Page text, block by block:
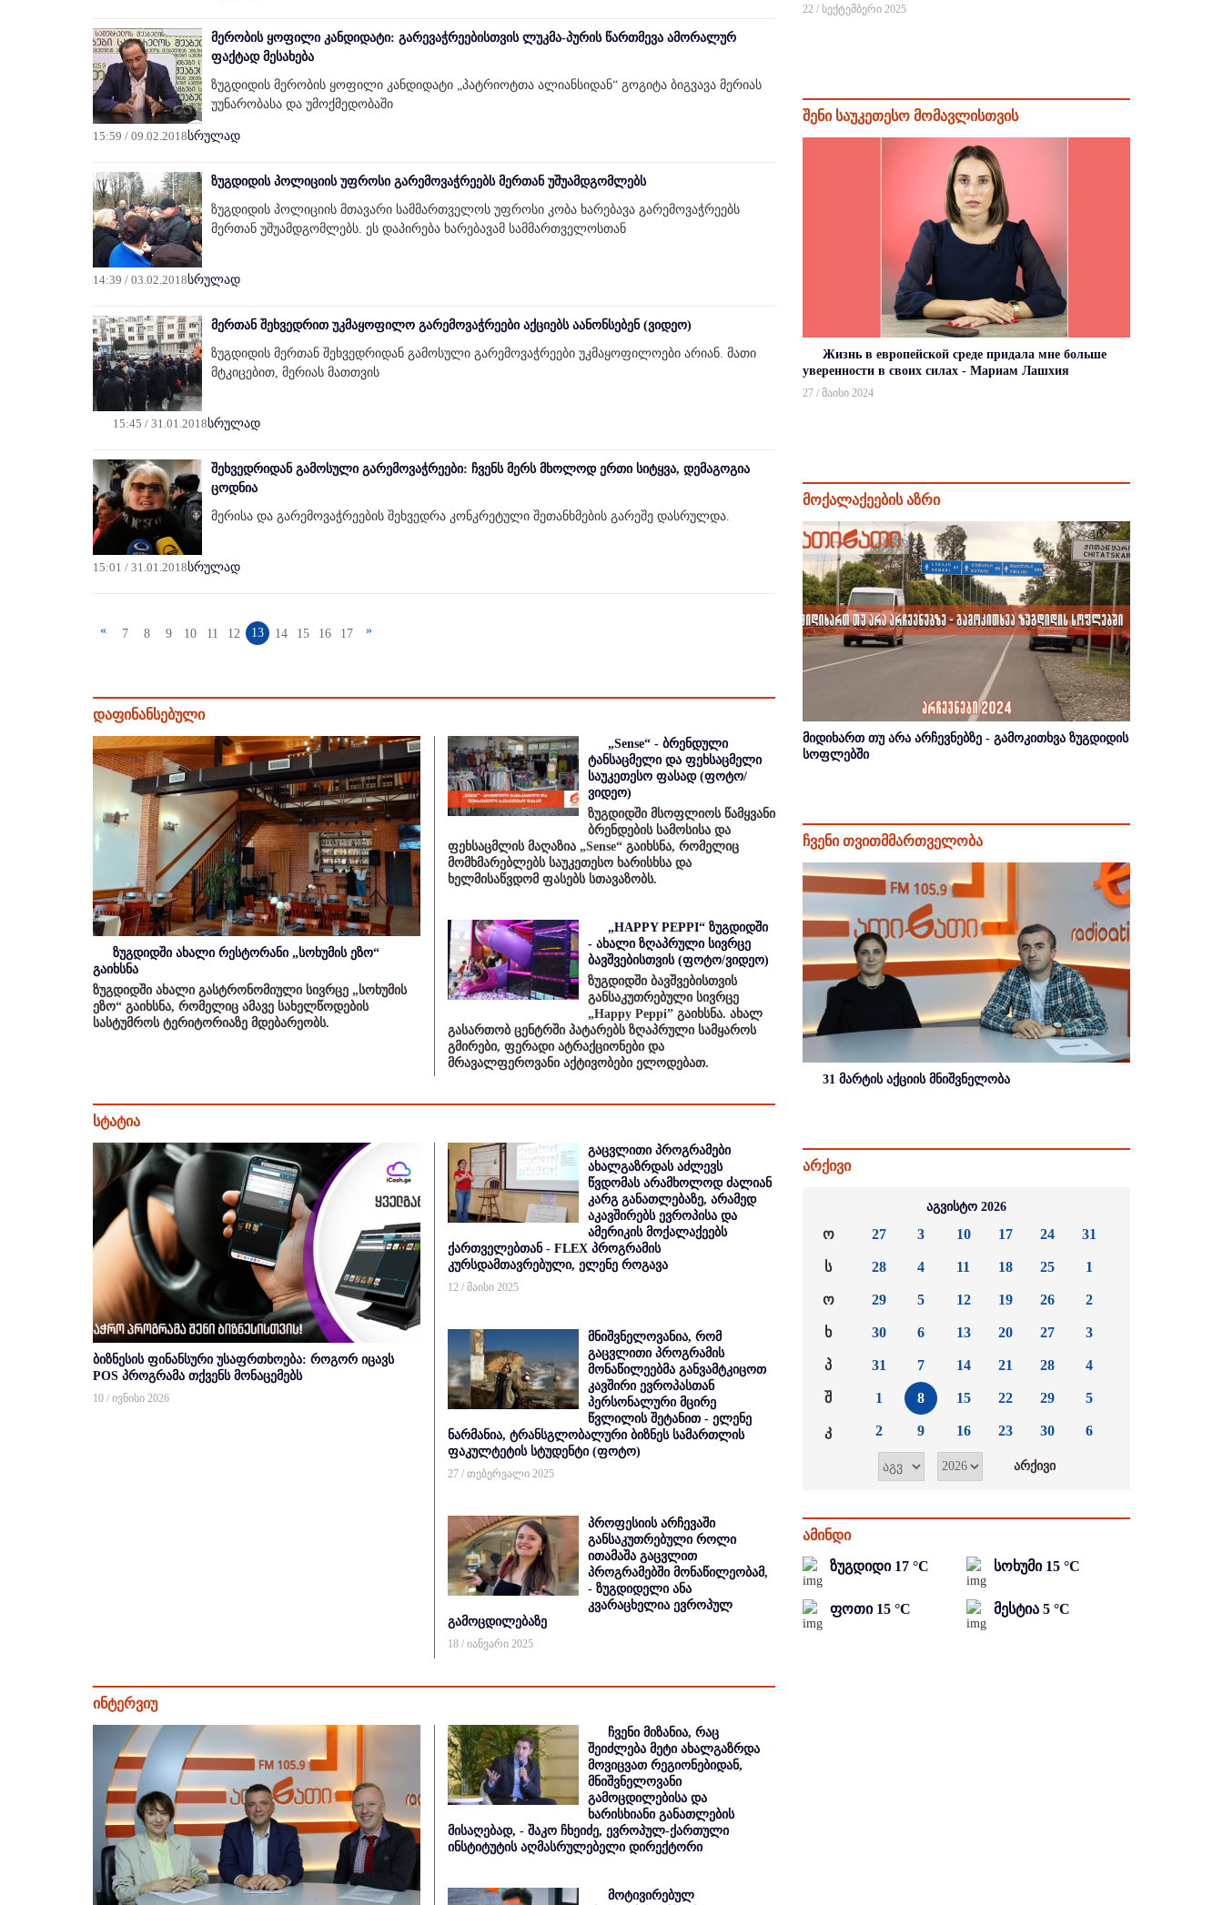
მერობის ყოფილი კანდიდატი: გარევაჭრეებისთვის ლუკმა-პურის წართმევა ამორალურ
ფაქტად მესახება
ზუგდიდის მერობის ყოფილი კანდიდატი „პატრიოტთა ალიანსიდან“ გოგიტა ბიგვავა მერიას
უუნარობასა და უმოქმედობაში
15:59 / 09.02.2018სრულად
ზუგდიდის პოლიციის უფროსი გარემოვაჭრეებს მერთან უშუამდგომლებს
ზუგდიდის პოლიციის მთავარი სამმართველოს უფროსი კობა ხარებავა გარემოვაჭრეებს
მერთან უშუამდგომლებს. ეს დაპირება ხარებავამ სამმართველოსთან
14:39 / 03.02.2018სრულად
მერთან შეხვედრით უკმაყოფილო გარემოვაჭრეები აქციებს აანონსებენ (ვიდეო)
ზუგდიდის მერთან შეხვედრიდან გამოსული გარემოვაჭრეები უკმაყოფილოები არიან. მათი
მტკიცებით, მერიას მათთვის
15:45 / 31.01.2018სრულად
შეხვედრიდან გამოსული გარემოვაჭრეები: ჩვენს მერს მხოლოდ ერთი სიტყვა, დემაგოგია
ცოდნია
მერისა და გარემოვაჭრეების შეხვედრა კონკრეტული შეთანხმების გარეშე დასრულდა.
15:01 / 31.01.2018სრულად
« 7 8 9 10 11 12 13 14 15 16 17 »
დაფინანსებული
ზუგდიდში ახალი რესტორანი „სოხუმის ეზო“
გაიხსნა
ზუგდიდში ახალი გასტრონომიული სივრცე „სოხუმის
ეზო“ გაიხსნა, რომელიც ამავე სახელწოდების
სასტუმროს ტერიტორიაზე მდებარეობს.
„Sense“ - ბრენდული
ტანსაცმელი და ფეხსაცმელი
საუკეთესო ფასად (ფოტო/
ვიდეო)
ზუგდიდში მსოფლიოს წამყვანი
ბრენდების სამოსისა და
ფეხსაცმლის მაღაზია „Sense“ გაიხსნა, რომელიც
მომხმარებლებს საუკეთესო ხარისხსა და
ხელმისაწვდომ ფასებს სთავაზობს.
„HAPPY PEPPI“ ზუგდიდში
- ახალი ზღაპრული სივრცე
ბავშვებისთვის (ფოტო/ვიდეო)
ზუგდიდში ბავშვებისთვის
განსაკუთრებული სივრცე
„Happy Peppi” გაიხსნა. ახალ
გასართობ ცენტრში პატარებს ზღაპრული სამყაროს
გმირები, ფერადი ატრაქციონები და
მრავალფეროვანი აქტივობები ელოდებათ.
სტატია
ბიზნესის ფინანსური უსაფრთხოება: როგორ იცავს
POS პროგრამა თქვენს მონაცემებს
10 / ივნისი 2026
გაცვლითი პროგრამები
ახალგაზრდას აძლევს
წვდომას არამხოლოდ ძალიან
კარგ განათლებაზე, არამედ
აკავშირებს ევროპისა და
ამერიკის მოქალაქეებს
ქართველებთან - FLEX პროგრამის
კურსდამთავრებული, ელენე როგავა
12 / მაისი 2025
მნიშვნელოვანია, რომ
გაცვლითი პროგრამის
მონაწილეებმა განვამტკიცოთ
კავშირი ევროპასთან
პერსონალური მცირე
წვლილის შეტანით - ელენე
ნარმანია, ტრანსგლობალური ბიზნეს სამართლის
ფაკულტეტის სტუდენტი (ფოტო)
27 / თებერვალი 2025
პროფესიის არჩევაში
განსაკუთრებული როლი
ითამაშა გაცვლით
პროგრამებში მონაწილეობამ,
- ზუგდიდელი ანა
კვარაცხელია ევროპულ
გამოცდილებაზე
18 / იანვარი 2025
ინტერვიუ
ჩვენი მიზანია, რაც
შეიძლება მეტი ახალგაზრდა
მოვიცვათ რეგიონებიდან,
მნიშვნელოვანი
გამოცდილებისა და
ხარისხიანი განათლების
მისაღებად, - შაკო ჩხეიძე, ევროპულ-ქართული
ინსტიტუტის აღმასრულებელი დირექტორი
მოტივირებულ
22 / სექტემბერი 2025
შენი საუკეთესო მომავლისთვის
Жизнь в европейской среде придала мне больше
уверенности в своих силах - Мариам Лашхия
27 / მაისი 2024
მოქალაქეების აზრი
მიდიხართ თუ არა არჩევნებზე - გამოკითხვა ზუგდიდის
სოფლებში
ჩვენი თვითმმართველობა
31 მარტის აქციის მნიშვნელობა
არქივი
აგვისტო 2026
ო
ს
ო
ხ
პ
შ
კ
27
28
29
30
31
1
2
3
4
5
6
7
8
9
10
11
12
13
14
15
16
17
18
19
20
21
22
23
24
25
26
27
28
29
30
31
1
2
3
4
5
6
ამინდი
ზუგდიდი 17 °C სოხუმი 15 °C
ფოთი 15 °C მესტია 5 °C